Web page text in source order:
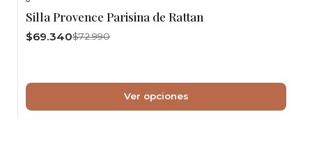
Silla Provence Parisina de Rattan
$69.340$72.990
Ver opciones